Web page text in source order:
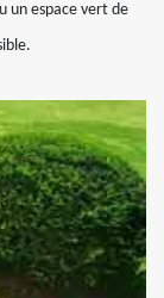
un espace vert de